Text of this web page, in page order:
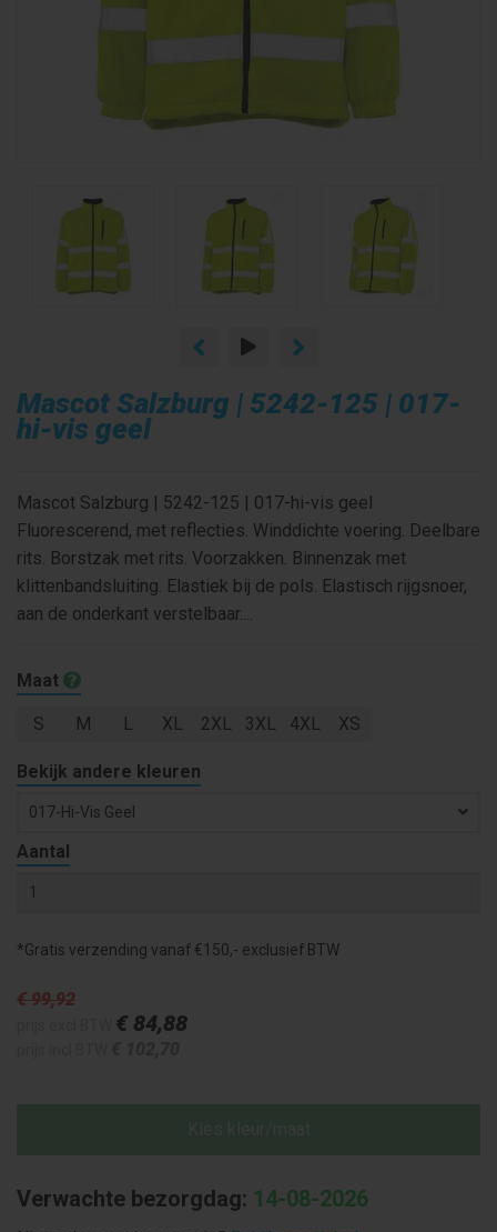
Mascot Salzburg | 5242-125 | 017-
hi-vis geel
Mascot Salzburg | 5242-125 | 017-hi-vis geel
Fluorescerend, met reflecties. Winddichte voering. Deelbare
rits. Borstzak met rits. Voorzakken. Binnenzak met
klittenbandsluiting. Elastiek bij de pols. Elastisch rijgsnoer,
aan de onderkant verstelbaar....
Maat
S M L XL 2XL 3XL 4XL XS
Bekijk andere kleuren
017-Hi-Vis Geel
Aantal
*Gratis verzending vanaf €150,- exclusief BTW
€ 99,92
€ 84,88
Verwachte bezorgdag: 14-08-2026